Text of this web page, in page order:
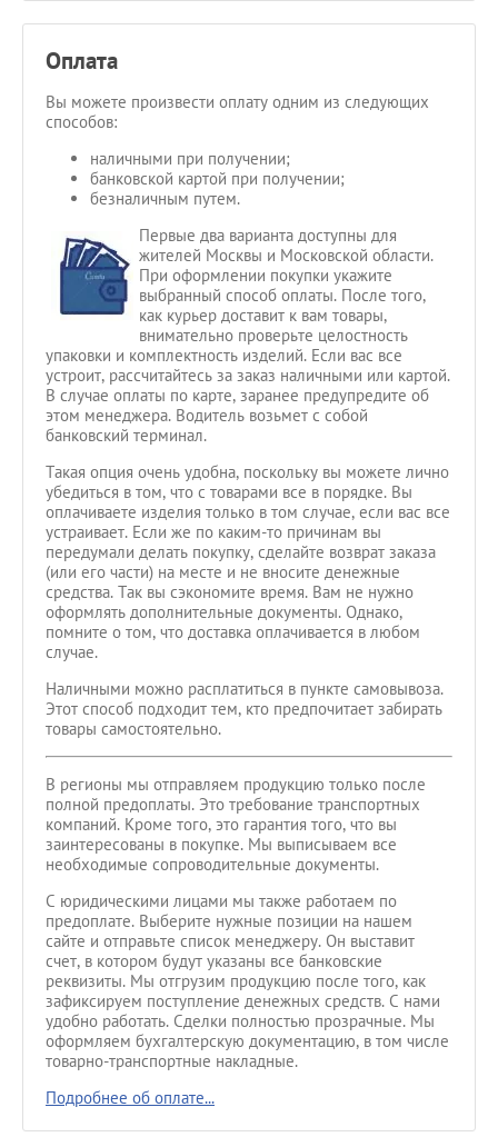
Оплата
Вы можете произвести оплату одним из следующих
способов:
наличными при получении;
банковской картой при получении;
безналичным путем.
Первые два варианта доступны для
жителей Москвы и Московской области.
При оформлении покупки укажите
выбранный способ оплаты. После того,
как курьер доставит к вам товары,
внимательно проверьте целостность
упаковки и комплектность изделий. Если вас все
устроит, рассчитайтесь за заказ наличными или картой.
В случае оплаты по карте, заранее предупредите об
этом менеджера. Водитель возьмет с собой
банковский терминал.
Такая опция очень удобна, поскольку вы можете лично
убедиться в том, что с товарами все в порядке. Вы
оплачиваете изделия только в том случае, если вас все
устраивает. Если же по каким-то причинам вы
передумали делать покупку, сделайте возврат заказа
(или его части) на месте и не вносите денежные
средства. Так вы сэкономите время. Вам не нужно
оформлять дополнительные документы. Однако,
помните о том, что доставка оплачивается в любом
случае.
Наличными можно расплатиться в пункте самовывоза.
Этот способ подходит тем, кто предпочитает забирать
товары самостоятельно.
В регионы мы отправляем продукцию только после
полной предоплаты. Это требование транспортных
компаний. Кроме того, это гарантия того, что вы
заинтересованы в покупке. Мы выписываем все
необходимые сопроводительные документы.
С юридическими лицами мы также работаем по
предоплате. Выберите нужные позиции на нашем
сайте и отправьте список менеджеру. Он выставит
счет, в котором будут указаны все банковские
реквизиты. Мы отгрузим продукцию после того, как
зафиксируем поступление денежных средств. С нами
удобно работать. Сделки полностью прозрачные. Мы
оформляем бухгалтерскую документацию, в том числе
товарно-транспортные накладные.
Подробнее об оплате...